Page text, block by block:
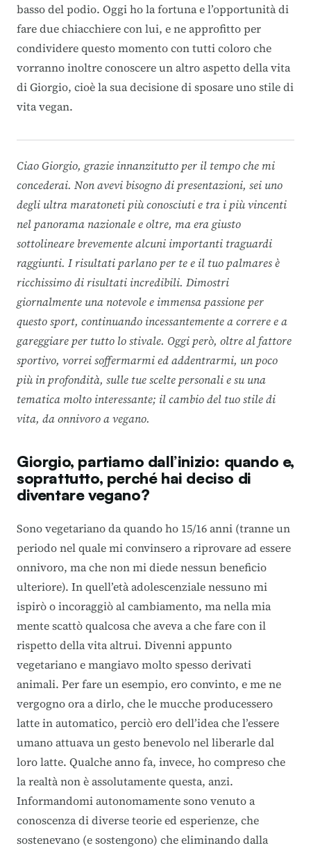
basso del podio. Oggi ho la fortuna e l’opportunità di
fare due chiacchiere con lui, e ne approfitto per
condividere questo momento con tutti coloro che
vorranno inoltre conoscere un altro aspetto della vita
di Giorgio, cioè la sua decisione di sposare uno stile di
vita vegan.
Ciao Giorgio, grazie innanzitutto per il tempo che mi
concederai. Non avevi bisogno di presentazioni, sei uno
degli ultra maratoneti più conosciuti e tra i più vincenti
nel panorama nazionale e oltre, ma era giusto
sottolineare brevemente alcuni importanti traguardi
raggiunti. I risultati parlano per te e il tuo palmares è
ricchissimo di risultati incredibili. Dimostri
giornalmente una notevole e immensa passione per
questo sport, continuando incessantemente a correre e a
gareggiare per tutto lo stivale. Oggi però, oltre al fattore
sportivo, vorrei soffermarmi ed addentrarmi, un poco
più in profondità, sulle tue scelte personali e su una
tematica molto interessante; il cambio del tuo stile di
vita, da onnivoro a vegano.
Giorgio, partiamo dall’inizio: quando e,
soprattutto, perché hai deciso di
diventare vegano?
Sono vegetariano da quando ho 15/16 anni (tranne un
periodo nel quale mi convinsero a riprovare ad essere
onnivoro, ma che non mi diede nessun beneficio
ulteriore). In quell’età adolescenziale nessuno mi
ispirò o incoraggiò al cambiamento, ma nella mia
mente scattò qualcosa che aveva a che fare con il
rispetto della vita altrui. Divenni appunto
vegetariano e mangiavo molto spesso derivati
animali. Per fare un esempio, ero convinto, e me ne
vergogno ora a dirlo, che le mucche producessero
latte in automatico, perciò ero dell’idea che l’essere
umano attuava un gesto benevolo nel liberarle dal
loro latte. Qualche anno fa, invece, ho compreso che
la realtà non è assolutamente questa, anzi.
Informandomi autonomamente sono venuto a
conoscenza di diverse teorie ed esperienze, che
sostenevano (e sostengono) che eliminando dalla